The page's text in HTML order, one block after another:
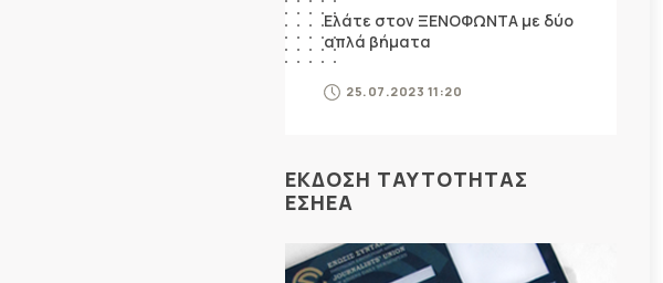
Ελάτε στον ΞΕΝΟΦΩΝΤΑ με δύο
απλά βήματα
25.07.2023 11:20
ΕΚΔΟΣΗ ΤΑΥΤΟΤΗΤΑΣ
ΕΣΗΕΑ